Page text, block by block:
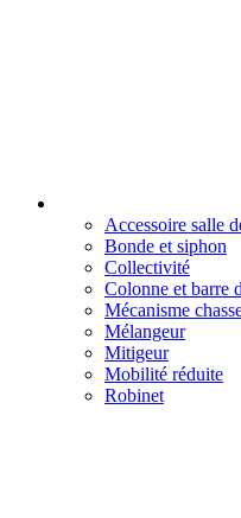
Accessoire salle
Bonde et siphon
Collectivité
Colonne et barre
Mécanisme
Mélangeur
Mitigeur
Mobilité réduite
Robinet